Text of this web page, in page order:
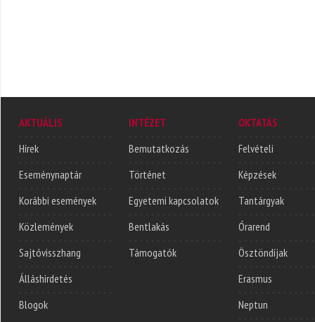
AKTUÁLIS
Hírek
Eseménynaptár
Korábbi események
Közlemények
Sajtóvisszhang
Álláshirdetés
Blogok
INTÉZET
Bemutatkozás
Történet
Egyetemi kapcsolatok
Bentlakás
Támogatók
OKTATÁS
Felvételi
Képzések
Tantárgyak
Órarend
Ösztöndíjak
Erasmus
Neptun